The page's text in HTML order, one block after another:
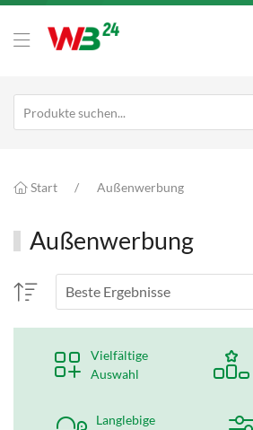
Start Außenwerbung
Außenwerbung
Vielfältige
Auswahl
Langlebige